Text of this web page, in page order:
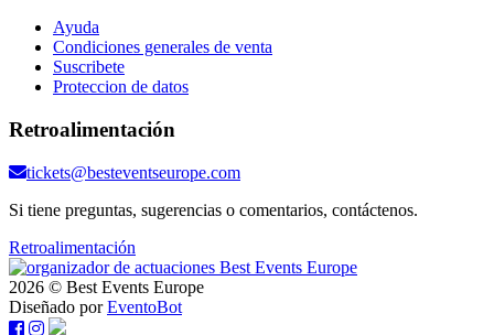
Ayuda
Condiciones generales de venta
Suscribete
Proteccion de datos
Retroalimentación
tickets@besteventseurope.com
Si tiene preguntas, sugerencias o comentarios, contáctenos.
Retroalimentación
2026 © Best Events Europe
Diseñado porEventoBot